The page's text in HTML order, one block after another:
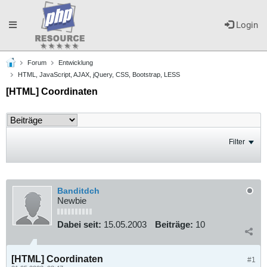
Login
Toggle
navigation
Forum
Entwicklung
HTML, JavaScript, AJAX, jQuery, CSS, Bootstrap, LESS
[HTML] Coordinaten
Filter
Banditdch
Newbie
Dabei seit: 15.05.2003 Beiträge: 10
#1
[HTML] Coordinaten